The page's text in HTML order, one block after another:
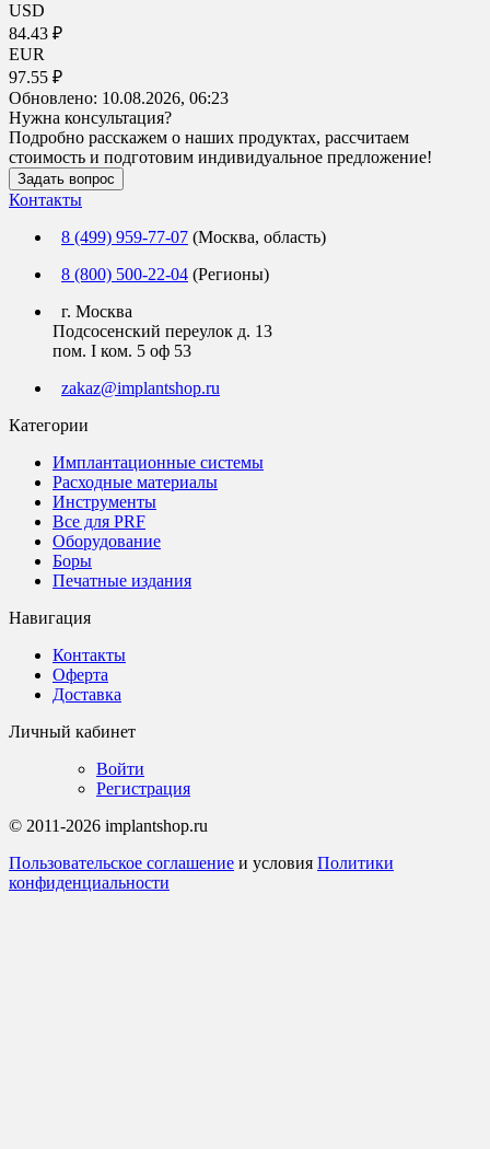
USD
84.43 ₽
EUR
97.55 ₽
Обновлено: 10.08.2026, 06:23
Нужна консультация?
Подробно расскажем о наших продуктах, рассчитаем
стоимость и подготовим индивидуальное предложение!
Задать вопрос
Контакты
8 (499) 959-77-07 (Москва, область)
8 (800) 500-22-04 (Регионы)
г. Москва
Подсосенский переулок д. 13
пом. I ком. 5 оф 53
zakaz@implantshop.ru
Категории
Имплантационные системы
Расходные материалы
Инструменты
Все для PRF
Оборудование
Боры
Печатные издания
Навигация
Контакты
Оферта
Доставка
Личный кабинет
Войти
Регистрация
© 2011-2026 implantshop.ru
Пользовательское соглашение и условия Политики
конфиденциальности